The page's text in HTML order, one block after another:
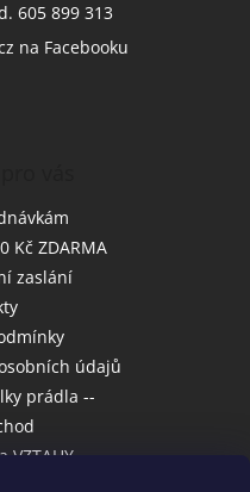
605 899 313
na Facebooku
Kč ZDARMA
zaslání
údajů
prádla --
VZTAHY